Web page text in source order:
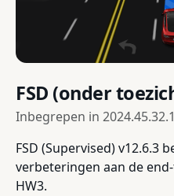
FSD (onder
Inbegrepen in
FSD (Supervised) v12.6.3
verbeteringen aan de
HW3.